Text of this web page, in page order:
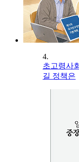
4.
초고령사
길 정책은